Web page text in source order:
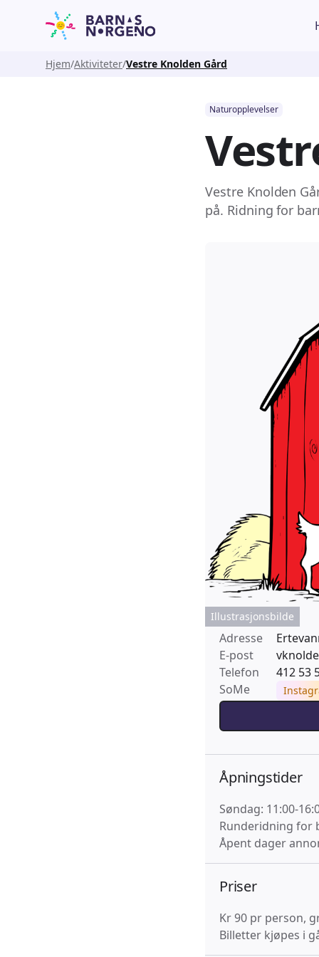
Hjem Aktiviteter Vestre Knolden Gård
Naturopplevelser
Vestre Knolden
på. Ridning for
Illustrasjonsbilde
Adresse
E-post
Telefon
412 53
SoMe
Åpningstider
Søndag: 11:00-
Runderidning for
Åpent dager
Priser
Kr 90 pr person,
Billetter kjøpes i